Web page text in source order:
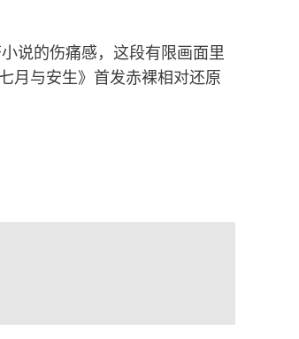
说的伤痛感，这段有限画面里
月与安生》首发赤裸相对还原